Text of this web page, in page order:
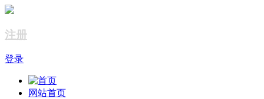
注册
登录
网站首页